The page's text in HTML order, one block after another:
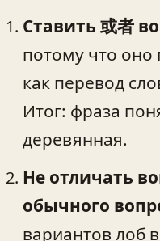
Ставить 或者
потому что
как перевод
Итог: фраза
деревянная.
Не отличать
обычного
вариантов лоб